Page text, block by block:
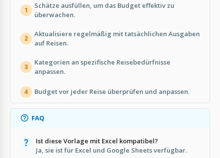
1
Schätze ausfüllen, um das Budget effektiv zu
überwachen.
2
Aktualisiere regelmäßig mit tatsächlichen Ausgaben
auf Reisen.
3
Kategorien an spezifische Reisebedürfnisse
anpassen.
4 Budget vor jeder Reise überprüfen und anpassen.
FAQ
Ist diese Vorlage mit Excel kompatibel?
Ja, sie ist für Excel und Google Sheets verfügbar.